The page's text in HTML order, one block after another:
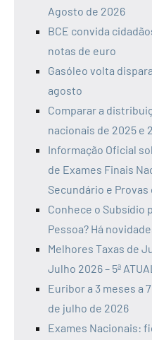
Agosto de 2026
BCE convida
notas de euro
Gasóleo volta
agosto
Comparar a
nacionais de 2025 e
Informação Oficial
de Exames Finais
Secundário e
Conhece o Subsídio
Pessoa? Há
Melhores Taxas de
Julho 2026 – 5ª
Euribor a 3 meses a
de julho de 2026
Exames Nacionais: